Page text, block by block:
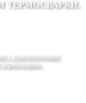
ТЕРМОСВАРКИ.
с пластинчатыми